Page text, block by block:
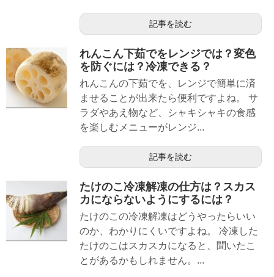
記事を読む
れんこん下茹でをレンジでは？変色
を防ぐには？冷凍できる？
れんこんの下茹でを、レンジで簡単に済
ませることが出来たら便利ですよね。 サ
ラダやあえ物など、シャキシャキの食感
を楽しむメニューがレンジ...
記事を読む
たけのこ冷凍解凍の仕方は？スカス
カにならないようにするには？
たけのこの冷凍解凍はどうやったらいい
のか、わかりにくいですよね。 冷凍した
たけのこはスカスカになると、聞いたこ
とがあるかもしれません。...